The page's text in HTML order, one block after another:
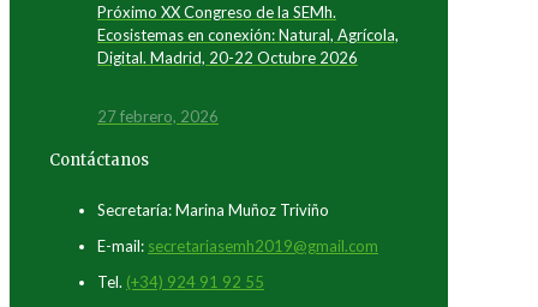
Próximo XX Congreso de la SEMh.
Ecosistemas en conexión: Natural, Agrícola,
Digital. Madrid, 20-22 Octubre 2026
27 febrero, 2026
Contáctanos
Secretaría: Marina Muñoz Triviño
E-mail: secretariasemh2019@gmail.com
Tel. (+34) 924 91 92 55